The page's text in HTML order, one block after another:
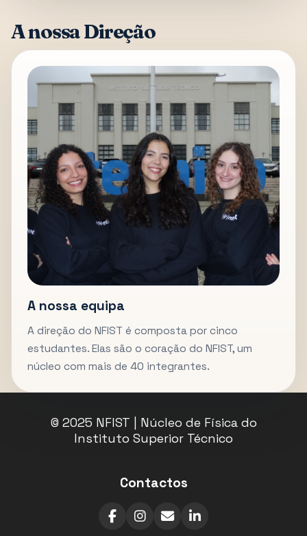
A nossa Direção
A nossa equipa
A direção do NFIST é composta por cinco
estudantes. Elas são o coração do NFIST, um
núcleo com mais de 40 integrantes.
© 2025 NFIST | Núcleo de Física do
Instituto Superior Técnico
Contactos